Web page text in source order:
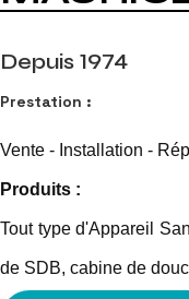
Depuis 1974
Prestation :
Vente - Installation -
Produits :
Tout type d'Appareil
de SDB, cabine de